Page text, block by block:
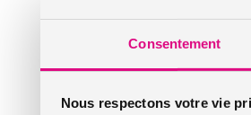
Consentement
Nous respectons votre vie